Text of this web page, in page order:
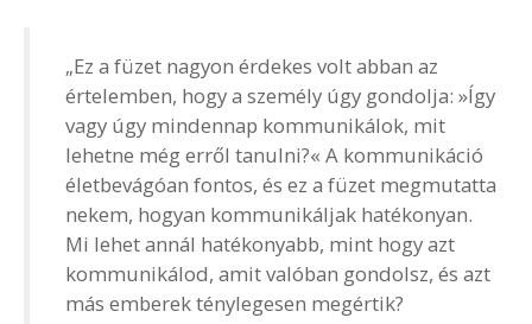
„Ez a füzet nagyon érdekes volt abban az
értelemben, hogy a személy úgy gondolja: »Így
vagy úgy mindennap kommunikálok, mit
lehetne még erről tanulni?« A kommunikáció
életbevágóan fontos, és ez a füzet megmutatta
nekem, hogyan kommunikáljak hatékonyan.
Mi lehet annál hatékonyabb, mint hogy azt
kommunikálod, amit valóban gondolsz, és azt
más emberek ténylegesen megértik?